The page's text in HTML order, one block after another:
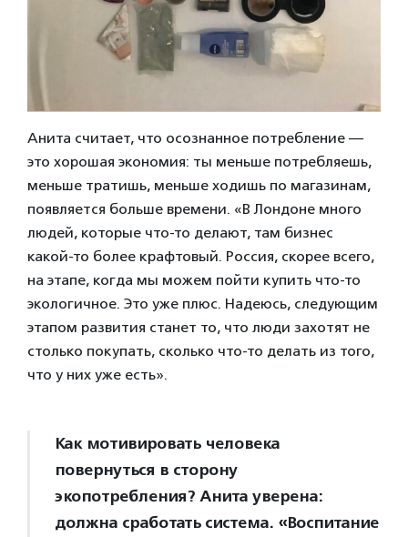
Анита считает, что осознанное потребление —
это хорошая экономия: ты меньше потребляешь,
меньше тратишь, меньше ходишь по магазинам,
появляется больше времени. «В Лондоне много
людей, которые что-то делают, там бизнес
какой-то более крафтовый. Россия, скорее всего,
на этапе, когда мы можем пойти купить что-то
экологичное. Это уже плюс. Надеюсь, следующим
этапом развития станет то, что люди захотят не
столько покупать, сколько что-то делать из того,
что у них уже есть».
Как мотивировать человека
повернуться в сторону
экопотребления? Анита уверена:
должна сработать система. «Воспитание